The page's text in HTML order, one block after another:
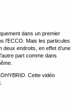
dans un premier
l’ECCO. Mais les particules
endroits, en effet d’une
part comme dans
HYBRID . Cette vidéo